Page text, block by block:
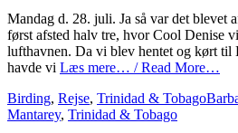
Mandag d. 28. juli. Ja så var det blevet
først afsted halv tre, hvor Cool Denise
lufthavnen. Da vi blev hentet og kørt til
havde vi Læs mere… / Read More…
Categories
Birding, Rejse, Trinidad & TobagoTags
Mantarey, Trinidad & Tobago